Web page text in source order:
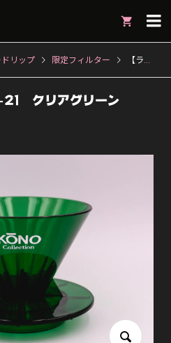

リップ 限定フィルター 【ラストワン】MDN-21 クリアグリーン【2022年冬モデル】
21 クリアグリーン